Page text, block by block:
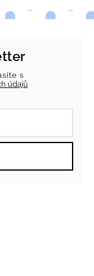
s
údajů